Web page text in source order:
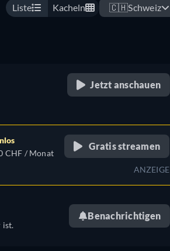
Liste Kacheln 🇨🇭Schweiz
Jetzt anschauen
CHF / Monat
Gratis streamen
ANZEIGE
ist.
Benachrichtigen